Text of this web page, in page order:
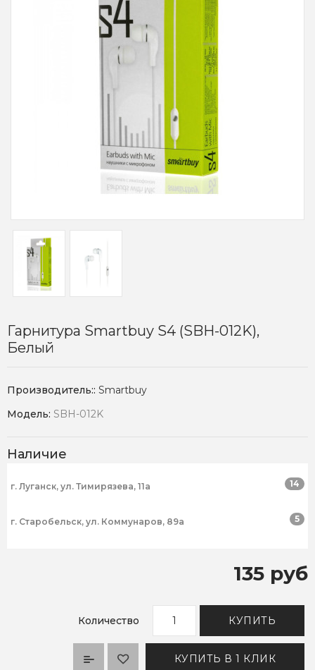
Гарнитура Smartbuy S4 (SBH-012K),
Белый
Производитель:: Smartbuy
Модель: SBH-012K
Наличие
г. Луганск, ул. Тимирязева, 11а 14
г. Старобельск, ул. Коммунаров, 89а 5
135 руб
Количество КУПИТЬ
КУПИТЬ В 1 КЛИК